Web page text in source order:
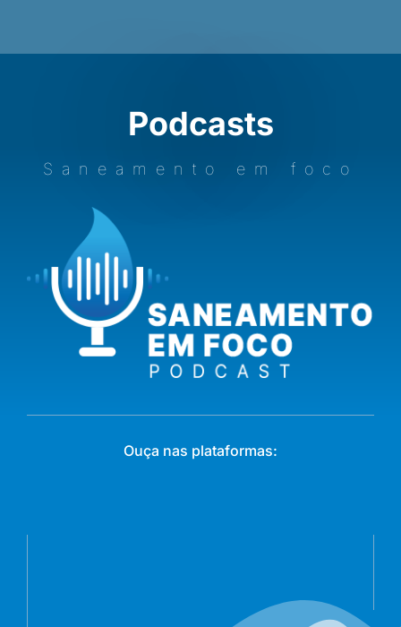
Podcasts
Saneamento em foco
Ouça nas plataformas: